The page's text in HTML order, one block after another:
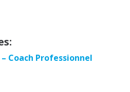
Coach Professionnel